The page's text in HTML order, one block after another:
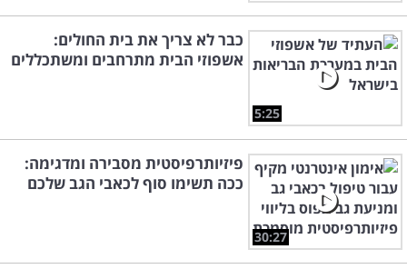
5:25
כבר לא צריך את בית החולים:
אשפוזי הבית מתרחבים ומשתכללים
30:27
פיזיותרפיסטית מסבירה ומדגימה:
ככה תשימו סוף לכאבי הגב שלכם